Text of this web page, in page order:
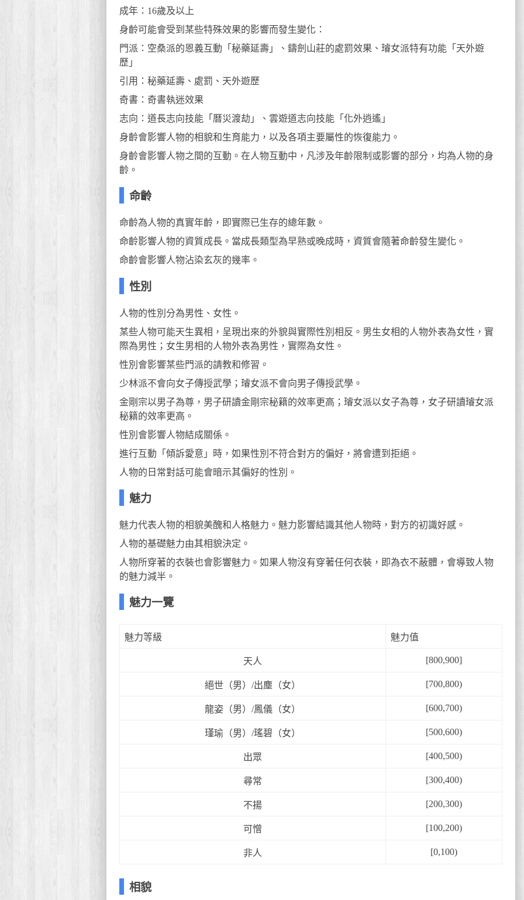
成年：16歲及以上
身齡可能會受到某些特殊效果的影響而發生變化：
門派：空桑派的恩義互動「秘藥延壽」、鑄劍山莊的處罰效果、璿女派特有功能「天外遊
歷」
引用：秘藥延壽、處罰、天外遊歷
奇書：奇書執迷效果
志向：道長志向技能「曆災渡劫」、雲遊道志向技能「化外逍遙」
身齡會影響人物的相貌和生育能力，以及各項主要屬性的恢復能力。
身齡會影響人物之間的互動。在人物互動中，凡涉及年齡限制或影響的部分，均為人物的身
齡。
命齡
命齡為人物的真實年齡，即實際已生存的總年數。
命齡影響人物的資質成長。當成長類型為早熟或晚成時，資質會隨著命齡發生變化。
命齡會影響人物沾染玄灰的幾率。
性別
人物的性別分為男性、女性。
某些人物可能天生異相，呈現出來的外貌與實際性別相反。男生女相的人物外表為女性，實
際為男性；女生男相的人物外表為男性，實際為女性。
性別會影響某些門派的請教和修習。
少林派不會向女子傳授武學；璿女派不會向男子傳授武學。
金剛宗以男子為尊，男子研讀金剛宗秘籍的效率更高；璿女派以女子為尊，女子研讀璿女派
秘籍的效率更高。
性別會影響人物結成關係。
進行互動「傾訴愛意」時，如果性別不符合對方的偏好，將會遭到拒絕。
人物的日常對話可能會暗示其偏好的性別。
魅力
魅力代表人物的相貌美醜和人格魅力。魅力影響結識其他人物時，對方的初識好感。
人物的基礎魅力由其相貌決定。
人物所穿著的衣裝也會影響魅力。如果人物沒有穿著任何衣裝，即為衣不蔽體，會導致人物
的魅力減半。
魅力一覽
魅力等級 魅力值
天人 [800,900]
絕世（男）/出塵（女） [700,800)
龍姿（男）/鳳儀（女） [600,700)
瑾瑜（男）/瑤碧（女） [500,600)
出眾 [400,500)
尋常 [300,400)
不揚 [200,300)
可憎 [100,200)
非人 [0,100)
相貌